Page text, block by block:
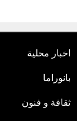
اخبار محلية
بانوراما
ثقافة و فنون